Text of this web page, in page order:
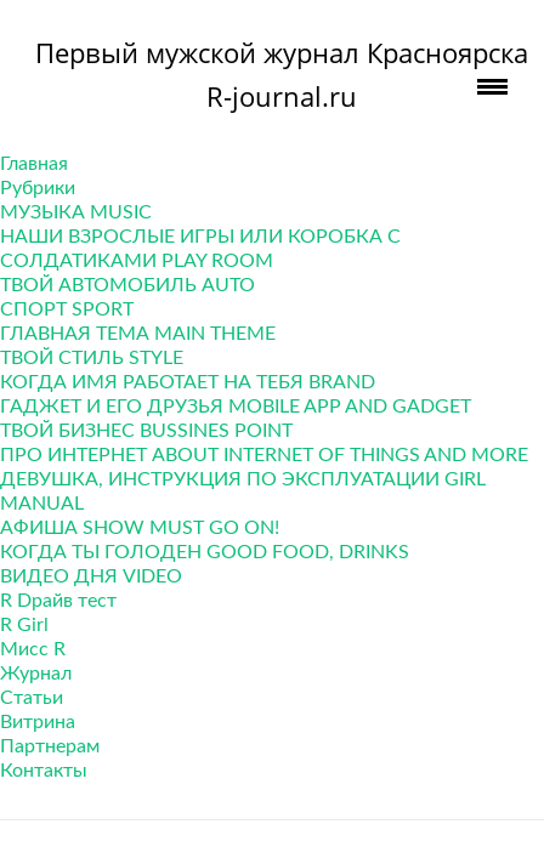
Первый мужской журнал Красноярска
R-journal.ru
Главная
Рубрики
МУЗЫКА MUSIC
НАШИ ВЗРОСЛЫЕ ИГРЫ ИЛИ КОРОБКА С
СОЛДАТИКАМИ PLAY ROOM
ТВОЙ АВТОМОБИЛЬ AUTO
СПОРТ SPORT
ГЛАВНАЯ ТЕМА MAIN THEME
ТВОЙ СТИЛЬ STYLE
КОГДА ИМЯ РАБОТАЕТ НА ТЕБЯ BRAND
ГАДЖЕТ И ЕГО ДРУЗЬЯ MOBILE APP AND GADGET
ТВОЙ БИЗНЕС ВUSSINES POINT
ПРО ИНТЕРНЕТ ABOUT INTERNET OF THINGS AND MORE
ДЕВУШКА, ИНСТРУКЦИЯ ПО ЭКСПЛУАТАЦИИ GIRL
MANUAL
АФИША SHOW MUST GO ON!
КОГДА ТЫ ГОЛОДЕН GOOD FOOD, DRINKS
ВИДЕО ДНЯ VIDEO
R Dрайв тест
R Girl
Мисс R
Журнал
Cтатьи
Витрина
Партнерам
Контакты